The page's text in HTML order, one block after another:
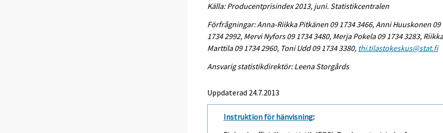
Källa: Producentprisindex 2013, juni. Statistikcentralen
Förfrågningar: Anna-Riikka Pitkänen 09 1734 3466, Anni Huuskonen 09
1734 2992, Mervi Nyfors 09 1734 3480, Merja Pokela 09 1734 3283,
Marttila 09 1734 2960, Toni Udd 09 1734 3380, thi.tilastokeskus@stat.fi
Ansvarig statistikdirektör: Leena Storgårds
Uppdaterad 24.7.2013
Instruktion för hänvisning: